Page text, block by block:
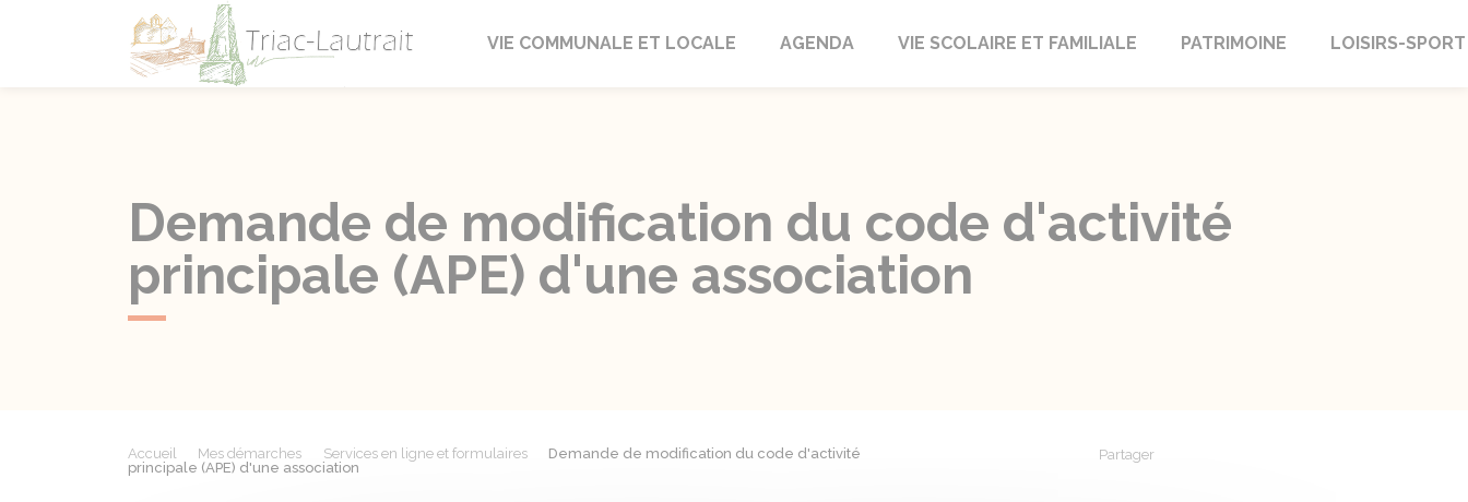
Triac-Lautrait
VIE COMMUNALE ET LOCALE AGENDA VIE SCOLAIRE ET FAMILIALE PATRIMOINE LOISIRS-SPORT
Demande de modification du code d'activité
principale (APE) d'une association
Accueil Mes démarches Services en ligne et formulaires
Demande de modification du code d'activité
principale (APE) d'une association
Partager